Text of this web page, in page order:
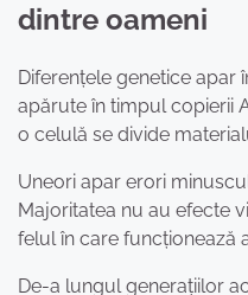
dintre oameni
Diferențele genetice apar
apărute în timpul copierii
o celulă se divide
Uneori apar erori
Majoritatea nu au efecte
felul în care funcționează
De-a lungul generațiilor